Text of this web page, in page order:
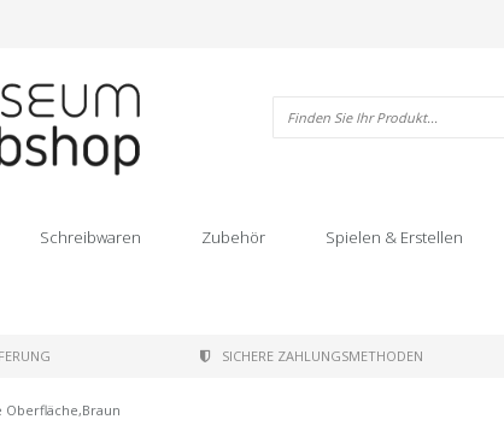
Schreibwaren Zubehör Spielen & Erstellen
SICHERE ZAHLUNGSMETHODEN